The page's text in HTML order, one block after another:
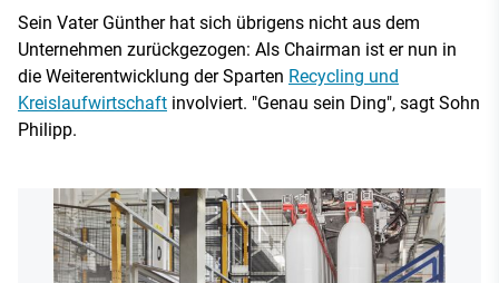
Sein Vater Günther hat sich übrigens nicht aus dem
Unternehmen zurückgezogen: Als Chairman ist er nun in
die Weiterentwicklung der Sparten Recycling und
Kreislaufwirtschaft involviert. "Genau sein Ding", sagt Sohn
Philipp.